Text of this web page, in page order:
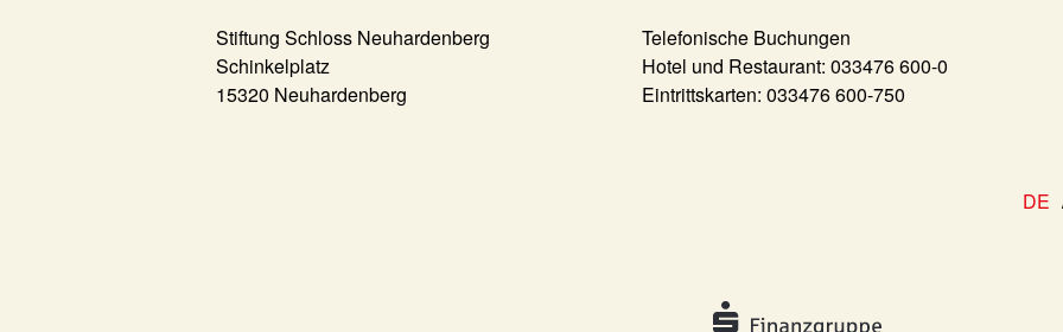
Stiftung Schloss Neuhardenberg
Schinkelplatz
15320 Neuhardenberg
Telefonische Buchungen
Hotel und Restaurant: 033476 600-0
Eintrittskarten: 033476 600-750
DE